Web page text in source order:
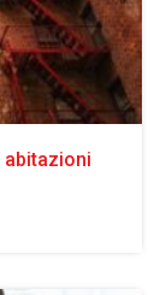
abitazioni